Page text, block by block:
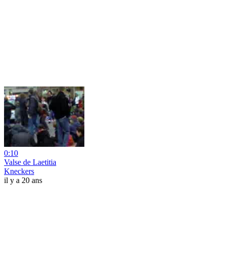
0:10
Valse de Laetitia
Kneckers
il y a 20 ans